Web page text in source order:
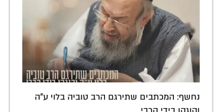
נחשף: המכתבים שתירגם הרב טוביה בלוי ע"ה